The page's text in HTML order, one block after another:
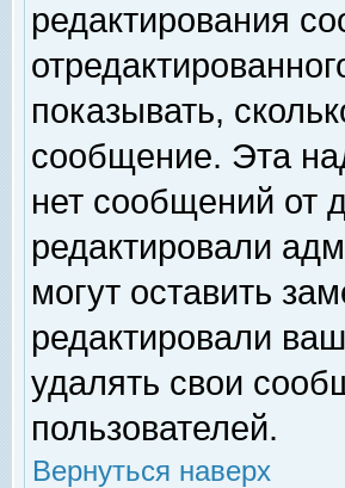
редактирования
показывать,
сообщение. Эта
нет сообщений от
редактировали
могут оставить
редактировали
удалять свои
пользователей.
Вернуться наверх